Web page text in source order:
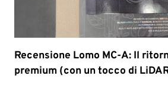
Recensione Lomo MC-A: Il
premium (con un tocco di